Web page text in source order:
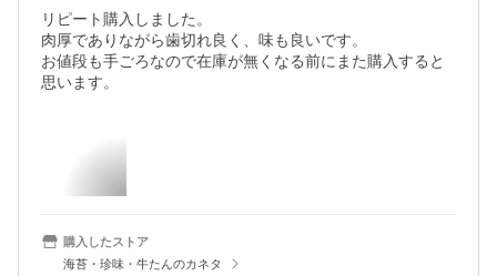
リピート購入しました。
肉厚でありながら歯切れ良く、味も良いです。
お値段も手ごろなので在庫が無くなる前にまた購入すると
思います。
購入したストア
海苔・珍味・牛たんのカネタ